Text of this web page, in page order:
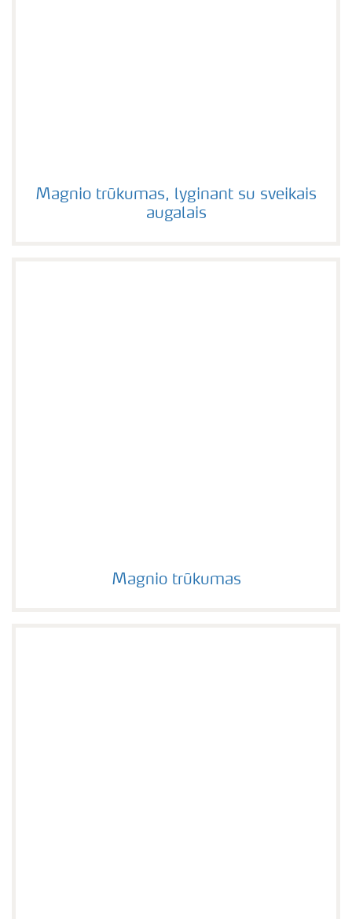
Magnio trūkumas, lyginant su sveikais augalais
Magnio trūkumas, lyginant su sveikais
augalais
Magnio trūkumas
Magnio trūkumas